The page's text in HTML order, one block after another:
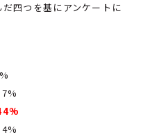
四つを基にアンケートに